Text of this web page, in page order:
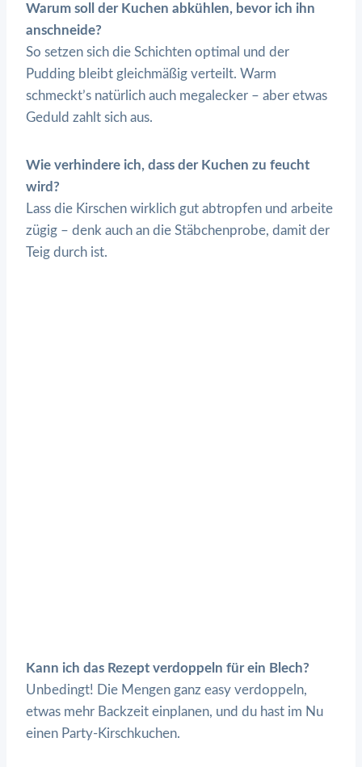
Warum soll der Kuchen abkühlen, bevor ich ihn
anschneide?
So setzen sich die Schichten optimal und der
Pudding bleibt gleichmäßig verteilt. Warm
schmeckt’s natürlich auch megalecker – aber etwas
Geduld zahlt sich aus.
Wie verhindere ich, dass der Kuchen zu feucht
wird?
Lass die Kirschen wirklich gut abtropfen und arbeite
zügig – denk auch an die Stäbchenprobe, damit der
Teig durch ist.
Kann ich das Rezept verdoppeln für ein Blech?
Unbedingt! Die Mengen ganz easy verdoppeln,
etwas mehr Backzeit einplanen, und du hast im Nu
einen Party-Kirschkuchen.